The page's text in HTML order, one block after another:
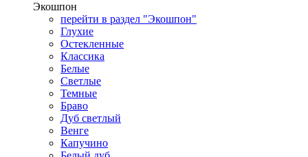
Экошпон
перейти в раздел "Экошпон"
Глухие
Остекленные
Классика
Белые
Светлые
Темные
Браво
Дуб светлый
Венге
Капучино